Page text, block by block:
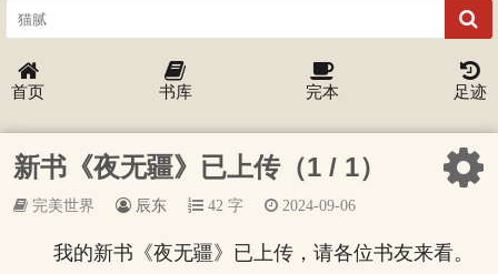
首页 书库 完本 足迹
新书《夜无疆》已上传（1 / 1）
完美世界 辰东 42 字 2024-09-06
我的新书《夜无疆》已上传，请各位书友来看。